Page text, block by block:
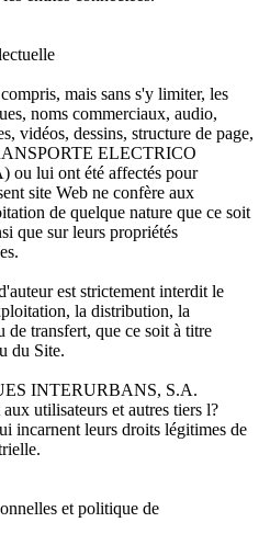
mais sans s'y limiter, les
noms commerciaux, audio,
vidéos, dessins, structure de page,
ELECTRICO
lui ont été affectés pour
site Web ne confère aux
de quelque nature que ce soit
que sur leurs propriétés
est strictement interdit le
la distribution, la
transfert, que ce soit à titre
du Site.
INTERURBANS, S.A.
utilisateurs et autres tiers l?
incarnent leurs droits légitimes de
et politique de